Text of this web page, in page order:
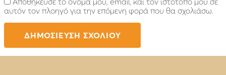
αυτόν τον πλοηγό για την επόμενη φορά που θα σχολιάσω.